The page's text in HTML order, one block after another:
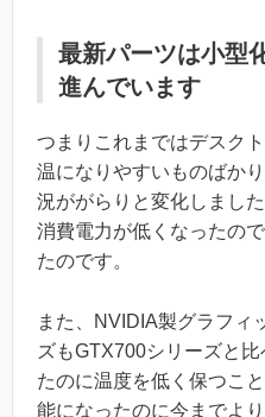
最新パーツは小型
進んでいます
つまりこれまではデスク
温になりやすいものばか
況ががらりと変化しまし
消費電力が低くなったの
たのです。
また、NVIDIA製グラフィ
ズもGTX700シリーズと
たのに温度を低く保つこ
能になったのに今までよ